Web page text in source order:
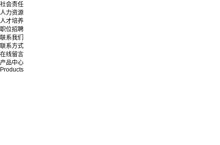
社会责任
人力资源
人才培养
职位招聘
联系我们
联系方式
在线留言
产品中心
Products